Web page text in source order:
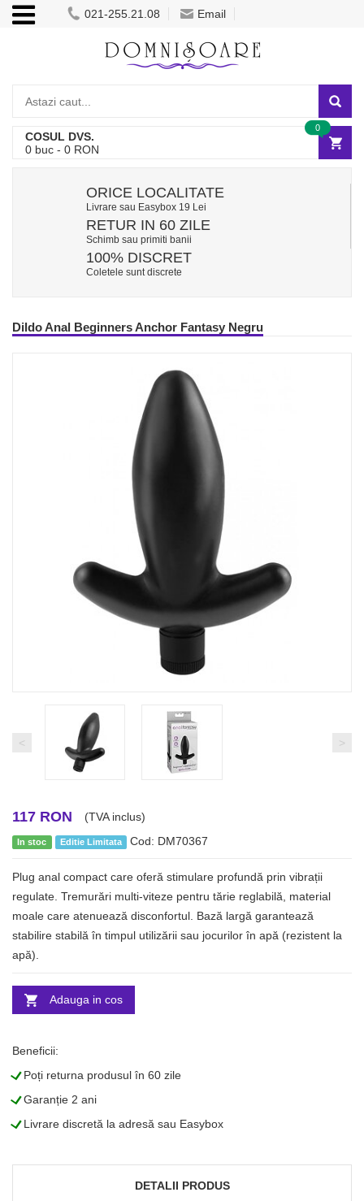
021-255.21.08 Email
COSUL DVS.
0 buc - 0 RON
0
ORICE LOCALITATE
Livrare sau Easybox 19 Lei
RETUR IN 60 ZILE
Schimb sau primiti banii
100% DISCRET
Coletele sunt discrete
Dildo Anal Beginners Anchor Fantasy Negru
< >
117 RON (TVA inclus)
In stoc Editie Limitata Cod: DM70367
Plug anal compact care oferă stimulare profundă prin vibrații
regulate. Tremurări multi-viteze pentru tărie reglabilă, material
moale care atenuează disconfortul. Bază largă garantează
stabilire stabilă în timpul utilizării sau jocurilor în apă (rezistent la
apă).
Adauga in cos
Beneficii:
LPoți returna produsul în 60 zile
LGaranție 2 ani
LLivrare discretă la adresă sau Easybox
DETALII PRODUS